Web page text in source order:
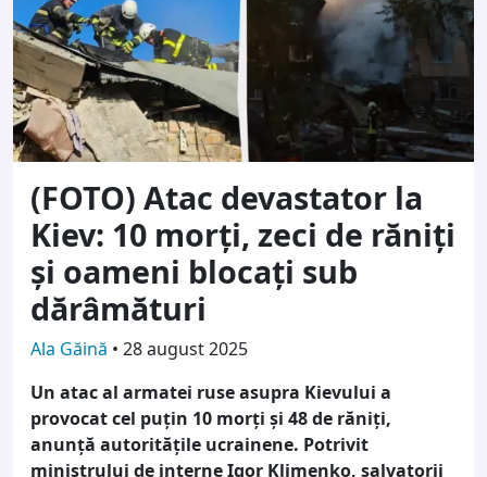
(FOTO) Atac devastator la
Kiev: 10 morți, zeci de răniți
și oameni blocați sub
dărâmături
Ala Găină • 28 august 2025
Un atac al armatei ruse asupra Kievului a
provocat cel puțin 10 morți și 48 de răniți,
anunță autoritățile ucrainene. Potrivit
ministrului de interne Igor Klimenko, salvatorii